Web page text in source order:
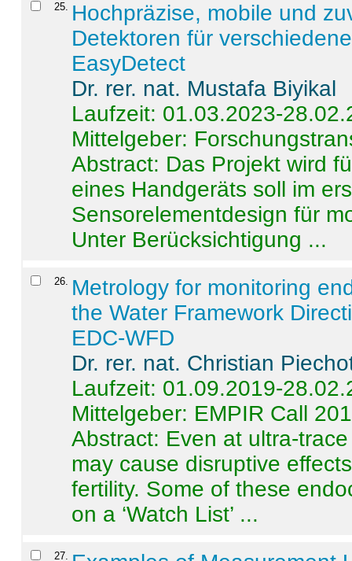
25. Hochpräzise, mobile und
Detektoren für
EasyDetect
Dr. rer. nat. Mustafa Biyikal
Laufzeit: 01.03.2023-
Mittelgeber:
Abstract: Das Projekt wird
eines Handgeräts soll im
Sensorelementdesign für
Unter Berücksichtigung ...
26. Metrology for monitoring
the Water Framework
EDC-WFD
Dr. rer. nat. Christian
Laufzeit: 01.09.2019-
Mittelgeber: EMPIR Call
Abstract: Even at ultra-
may cause disruptive
fertility. Some of these
on a ‘Watch List’ ...
27.